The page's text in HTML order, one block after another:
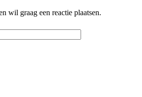
wil graag een reactie plaatsen.